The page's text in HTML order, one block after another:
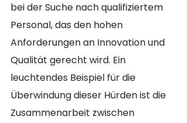
bei der Suche nach qualifiziertem
Personal, das den hohen
Anforderungen an Innovation und
Qualität gerecht wird. Ein
leuchtendes Beispiel für die
Überwindung dieser Hürden ist die
Zusammenarbeit zwischen